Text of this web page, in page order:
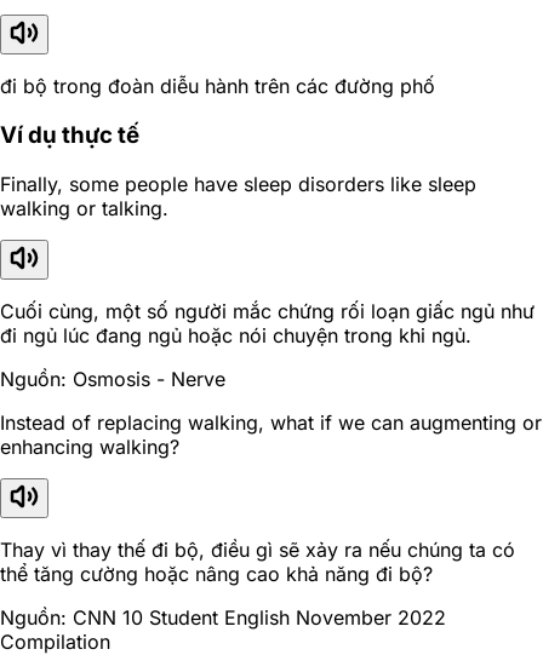
đi bộ trong đoàn diễu hành trên các đường phố
Ví dụ thực tế
Finally, some people have sleep disorders like sleep
walking or talking.
Cuối cùng, một số người mắc chứng rối loạn giấc ngủ như
đi ngủ lúc đang ngủ hoặc nói chuyện trong khi ngủ.
Nguồn: Osmosis - Nerve
Instead of replacing walking, what if we can augmenting or
enhancing walking?
Thay vì thay thế đi bộ, điều gì sẽ xảy ra nếu chúng ta có
thể tăng cường hoặc nâng cao khả năng đi bộ?
Nguồn: CNN 10 Student English November 2022
Compilation